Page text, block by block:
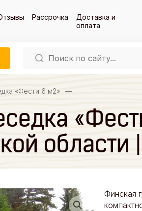
Рассрочка
Доставка и
оплата
«Фести 6 м2» —
области
Финская